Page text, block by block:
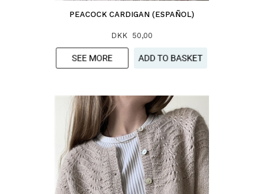
PEACOCK CARDIGAN (ESPAÑOL)
DKK 50,00